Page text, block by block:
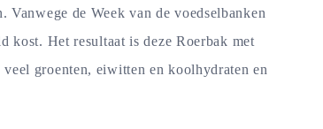
Vanwege de Week van de voedselbanken
kost. Het resultaat is deze Roerbak met
groenten, eiwitten en koolhydraten en